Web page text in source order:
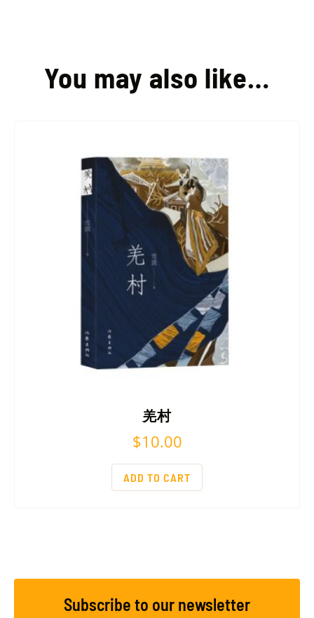
You may also like…
羌村
$10.00
ADD TO CART
Subscribe to our newsletter